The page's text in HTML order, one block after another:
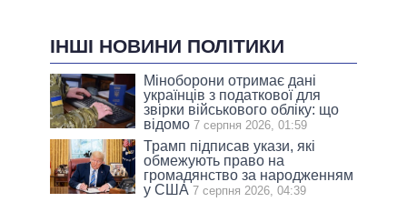
ІНШІ НОВИНИ ПОЛІТИКИ
Міноборони отримає дані
українців з податкової для
звірки військового обліку: що
відомо 7 серпня 2026, 01:59
Трамп підписав укази, які
обмежують право на
громадянство за народженням
у США 7 серпня 2026, 04:39